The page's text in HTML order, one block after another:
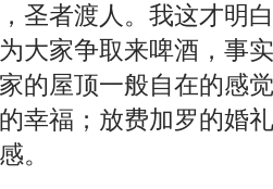
者渡人。我这才明白
大家争取来啤酒，事
的屋顶一般自在的感
幸福；放费加罗的婚
。